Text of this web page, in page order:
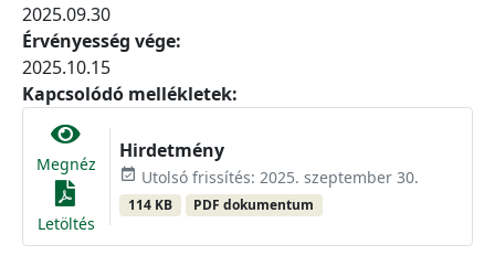
2025.09.30
Érvényesség vége:
2025.10.15
Kapcsolódó mellékletek:
Megnéz
Letöltés
Hirdetmény
event_available Utolsó frissítés: 2025. szeptember 30.
114 KB PDF dokumentum